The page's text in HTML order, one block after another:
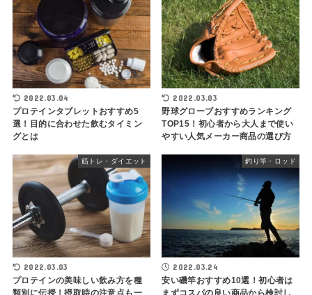
2022.03.04
プロテインタブレットおすすめ5
選！目的に合わせた飲むタイミン
グとは
2022.03.03
野球グローブおすすめランキング
TOP15！初心者から大人まで使い
やすい人気メーカー商品の選び方
筋トレ・ダイエット
2022.03.03
プロテインの美味しい飲み方を種
類別に伝授！摂取時の注意点も一
釣り竿・ロッド
2022.03.24
安い磯竿おすすめ10選！初心者は
まずコスパの良い商品から検討し